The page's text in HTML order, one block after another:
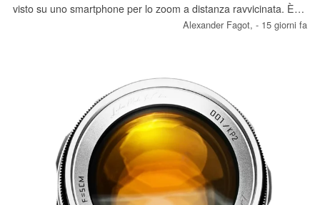
visto su uno smartphone per lo zoom a distanza ravvicinata. È
probabile che questo vantaggio venga mantenuto anche
Alexander Fagot, - 15 giorni fa